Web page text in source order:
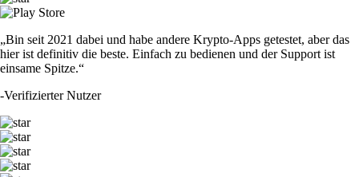
„Bin seit 2021 dabei und habe andere Krypto-Apps getestet, aber das
hier ist definitiv die beste. Einfach zu bedienen und der Support ist
einsame Spitze.“
-Verifizierter Nutzer